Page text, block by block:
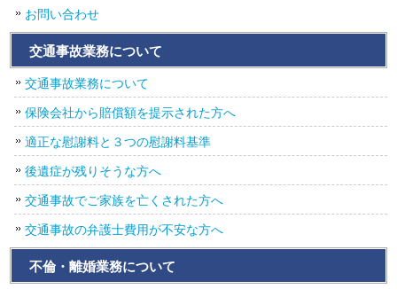
お問い合わせ
交通事故業務について
交通事故業務について
保険会社から賠償額を提示された方へ
適正な慰謝料と３つの慰謝料基準
後遺症が残りそうな方へ
交通事故でご家族を亡くされた方へ
交通事故の弁護士費用が不安な方へ
不倫・離婚業務について